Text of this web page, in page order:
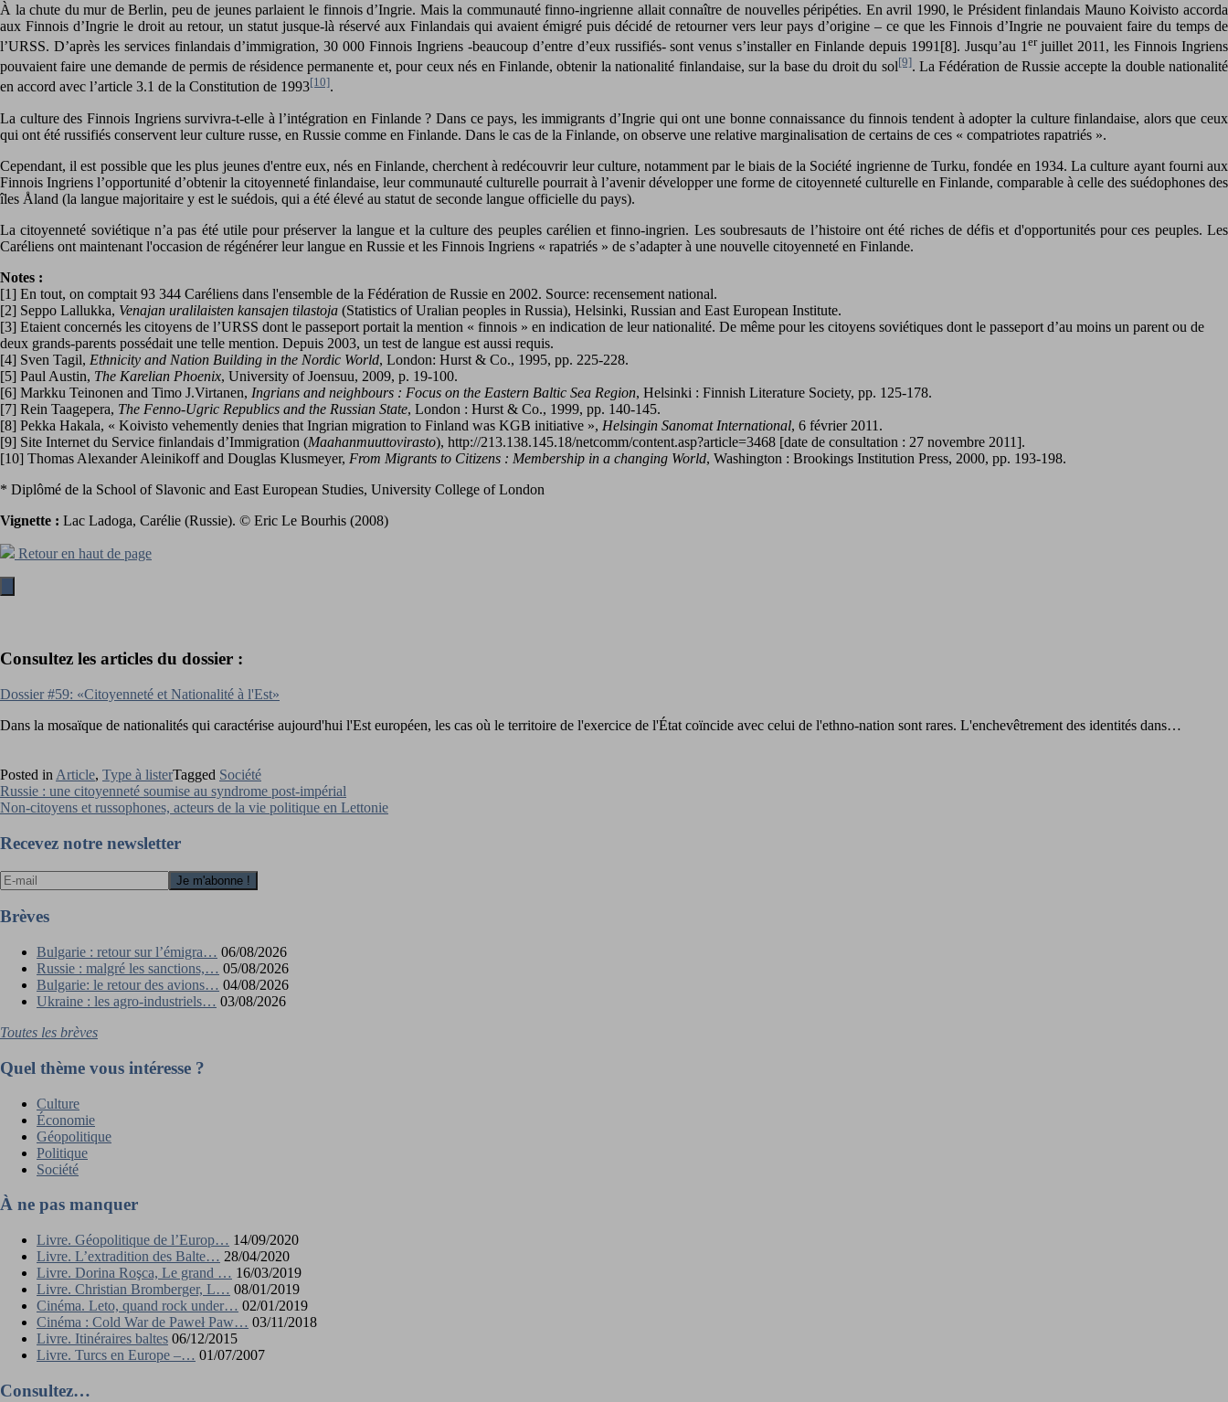
À la chute du mur de Berlin, peu de jeunes parlaient le finnois d’Ingrie. Mais la communauté finno-ingrienne allait connaître de nouvelles péripéties. En avril 1990, le Président finlandais Mauno Koivisto accorda
aux Finnois d’Ingrie le droit au retour, un statut jusque-là réservé aux Finlandais qui avaient émigré puis décidé de retourner vers leur pays d’origine – ce que les Finnois d’Ingrie ne pouvaient faire du temps de
l’URSS. D’après les services finlandais d’immigration, 30 000 Finnois Ingriens -beaucoup d’entre d’eux russifiés- sont venus s’installer en Finlande depuis 1991[8]. Jusqu’au 1 erjuillet 2011, les Finnois Ingriens
pouvaient faire une demande de permis de résidence permanente et, pour ceux nés en Finlande, obtenir la nationalité finlandaise, sur la base du droit du sol[9]. La Fédération de Russie accepte la double nationalité
en accord avec l’article 3.1 de la Constitution de 1993[10].
La culture des Finnois Ingriens survivra-t-elle à l’intégration en Finlande ? Dans ce pays, les immigrants d’Ingrie qui ont une bonne connaissance du finnois tendent à adopter la culture finlandaise, alors que ceux
qui ont été russifiés conservent leur culture russe, en Russie comme en Finlande. Dans le cas de la Finlande, on observe une relative marginalisation de certains de ces « compatriotes rapatriés ».
Cependant, il est possible que les plus jeunes d'entre eux, nés en Finlande, cherchent à redécouvrir leur culture, notamment par le biais de la Société ingrienne de Turku, fondée en 1934. La culture ayant fourni aux
Finnois Ingriens l’opportunité d’obtenir la citoyenneté finlandaise, leur communauté culturelle pourrait à l’avenir développer une forme de citoyenneté culturelle en Finlande, comparable à celle des suédophones des
îles Åland (la langue majoritaire y est le suédois, qui a été élevé au statut de seconde langue officielle du pays).
La citoyenneté soviétique n’a pas été utile pour préserver la langue et la culture des peuples carélien et finno-ingrien. Les soubresauts de l’histoire ont été riches de défis et d'opportunités pour ces peuples. Les
Caréliens ont maintenant l'occasion de régénérer leur langue en Russie et les Finnois Ingriens « rapatriés » de s’adapter à une nouvelle citoyenneté en Finlande.
Notes :
[1] En tout, on comptait 93 344 Caréliens dans l'ensemble de la Fédération de Russie en 2002. Source: recensement national.
[2] Seppo Lallukka, Venajan uralilaisten kansajen tilastoja (Statistics of Uralian peoples in Russia), Helsinki, Russian and East European Institute.
[3] Etaient concernés les citoyens de l’URSS dont le passeport portait la mention « finnois » en indication de leur nationalité. De même pour les citoyens soviétiques dont le passeport d’au moins un parent ou de
deux grands-parents possédait une telle mention. Depuis 2003, un test de langue est aussi requis.
[4] Sven Tagil, Ethnicity and Nation Building in the Nordic World, London: Hurst & Co., 1995, pp. 225-228.
[5] Paul Austin, The Karelian Phoenix, University of Joensuu, 2009, p. 19-100.
[6] Markku Teinonen and Timo J.Virtanen, Ingrians and neighbours : Focus on the Eastern Baltic Sea Region, Helsinki : Finnish Literature Society, pp. 125-178.
[7] Rein Taagepera, The Fenno-Ugric Republics and the Russian State, London : Hurst & Co., 1999, pp. 140-145.
[8] Pekka Hakala, « Koivisto vehemently denies that Ingrian migration to Finland was KGB initiative », Helsingin Sanomat International, 6 février 2011.
[9] Site Internet du Service finlandais d’Immigration (Maahanmuuttovirasto), http://213.138.145.18/netcomm/content.asp?article=3468 [date de consultation : 27 novembre 2011].
[10] Thomas Alexander Aleinikoff and Douglas Klusmeyer, From Migrants to Citizens : Membership in a changing World, Washington : Brookings Institution Press, 2000, pp. 193-198.
* Diplômé de la School of Slavonic and East European Studies, University College of London
Vignette : Lac Ladoga, Carélie (Russie). © Eric Le Bourhis (2008)
Retour en haut de page
Consultez les articles du dossier :
Dossier #59: «Citoyenneté et Nationalité à l'Est»
Dans la mosaïque de nationalités qui caractérise aujourd'hui l'Est européen, les cas où le territoire de l'exercice de l'État coïncide avec celui de l'ethno-nation sont rares. L'enchevêtrement des identités dans…
Posted in Article, Type à listerTagged Société
Navigation
de
l’article
Russie : une citoyenneté soumise au syndrome post-impérial
Non-citoyens et russophones, acteurs de la vie politique en Lettonie
Recevez notre newsletter
Brèves
Bulgarie : retour sur l’émigra… 06/08/2026
Russie : malgré les sanctions,… 05/08/2026
Bulgarie: le retour des avions… 04/08/2026
Ukraine : les agro-industriels… 03/08/2026
Toutes les brèves
Quel thème vous intéresse ?
Culture
Économie
Géopolitique
Politique
Société
À ne pas manquer
Livre. Géopolitique de l’Europ… 14/09/2020
Livre. L’extradition des Balte… 28/04/2020
Livre. Dorina Roşca, Le grand … 16/03/2019
Livre. Christian Bromberger, L… 08/01/2019
Cinéma. Leto, quand rock under… 02/01/2019
Cinéma : Cold War de Paweł Paw… 03/11/2018
Livre. Itinéraires baltes 06/12/2015
Livre. Turcs en Europe –… 01/07/2007
Consultez…